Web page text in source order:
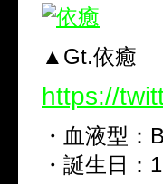
▲Gt.依癒
https://
・血液型：
・誕生日：